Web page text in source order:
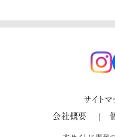
サイトマ
会社概要